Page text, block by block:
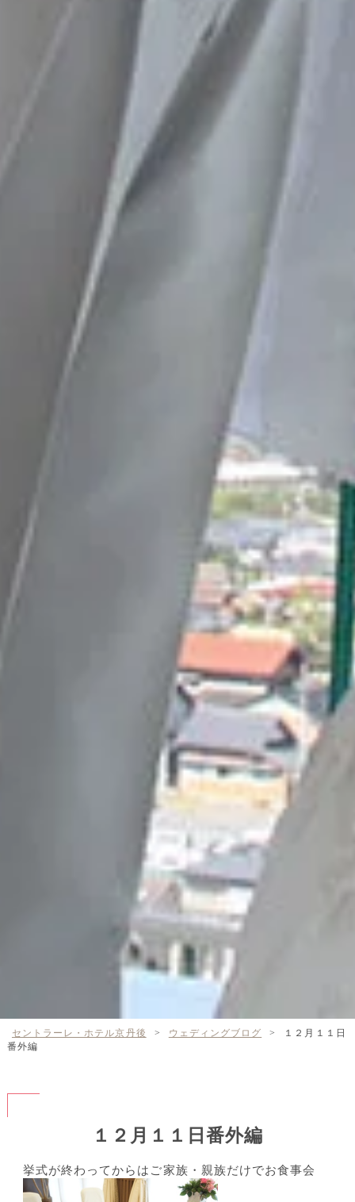
セントラーレ・ホテル京丹後 > ウェディングブログ >
１２月１１日
番外編
１２月１１日番外編
挙式が終わってからはご家族・親族だけでお食事会